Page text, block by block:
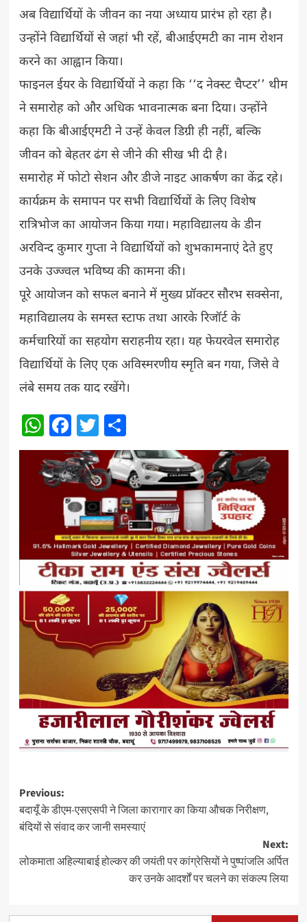
अब विद्यार्थियों के जीवन का नया अध्याय प्रारंभ हो रहा है।
उन्होंने विद्यार्थियों से जहां भी रहें, बीआईएमटी का नाम रोशन
करने का आह्वान किया।
फाइनल ईयर के विद्यार्थियों ने कहा कि ‘‘द नेक्स्ट चैप्टर’’ थीम
ने समारोह को और अधिक भावनात्मक बना दिया। उन्होंने
कहा कि बीआईएमटी ने उन्हें केवल डिग्री ही नहीं, बल्कि
जीवन को बेहतर ढंग से जीने की सीख भी दी है।
समारोह में फोटो सेशन और डीजे नाइट आकर्षण का केंद्र रहे।
कार्यक्रम के समापन पर सभी विद्यार्थियों के लिए विशेष
रात्रिभोज का आयोजन किया गया। महाविद्यालय के डीन
अरविन्द कुमार गुप्ता ने विद्यार्थियों को शुभकामनाएं देते हुए
उनके उज्ज्वल भविष्य की कामना की।
पूरे आयोजन को सफल बनाने में मुख्य प्रॉक्टर सौरभ सक्सेना,
महाविद्यालय के समस्त स्टाफ तथा आरके रिजॉर्ट के
कर्मचारियों का सहयोग सराहनीय रहा। यह फेयरवेल समारोह
विद्यार्थियों के लिए एक अविस्मरणीय स्मृति बन गया, जिसे वे
लंबे समय तक याद रखेंगे।
WhatsApp
Facebook
Twitter
Share
Post
navigation
Previous:
बदायूँ के डीएम-एसएसपी ने जिला कारागार का किया औचक निरीक्षण,
बंदियों से संवाद कर जानी समस्याएं
Next:
लोकमाता अहिल्याबाई होल्कर की जयंती पर कांग्रेसियों ने पुष्पांजलि अर्पित
कर उनके आदर्शों पर चलने का संकल्प लिया